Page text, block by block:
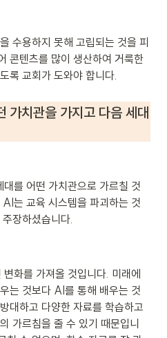
수용하지 못해 고립되는 것을 피
콘텐츠를 많이 생산하여 거룩한
록 교회가 도와야 합니다.
치관을 가지고 다음 세대
를 어떤 가치관으로 가르칠 것
는 교육 시스템을 파괴하는 것
장하셨습니다.
화를 가져올 것입니다. 미래에
는 것보다 AI를 통해 배우는 것
대하고 다양한 자료를 학습하고
가르침을 줄 수 있기 때문입니